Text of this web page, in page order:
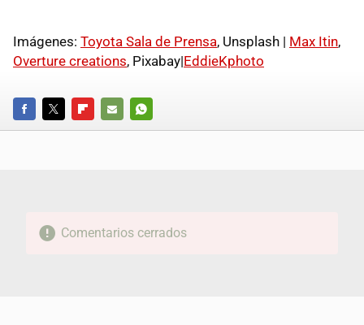
Imágenes: Toyota Sala de Prensa, Unsplash | Max Itin,
Overture creations, Pixabay|EddieKphoto
FACEBOOKTWITTERFLIPBOARD
E-
WHATSAPP
Comentarios cerrados